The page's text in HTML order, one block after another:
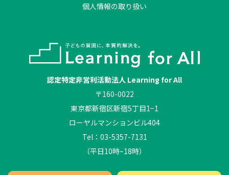
個人情報の取り扱い
認定特定非営利活動法人 Learning for All
〒160-0022
東京都新宿区新宿5丁目1−1
ローヤルマンションビル404
Tel：03-5357-7131
（平日10時~18時）